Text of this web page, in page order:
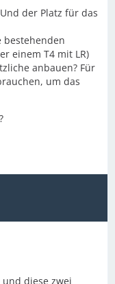
der Platz für das
bestehenden
einem T4 mit LR)
anbauen? Für
um das
diese zwei